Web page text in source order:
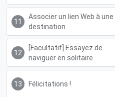
Associer un lien Web à une
destination
[Facultatif] Essayez de
naviguer en solitaire
Félicitations !